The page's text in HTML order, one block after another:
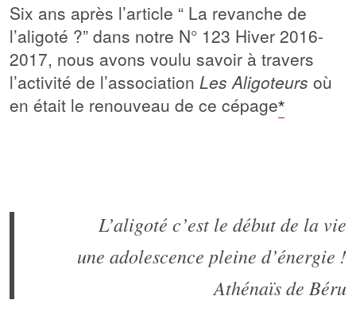
Six ans après l’article “ La revanche de
l’aligoté ?” dans notre N° 123 Hiver 2016-
2017, nous avons voulu savoir à travers
l’activité de l’association Les Aligoteurs où
en était le renouveau de ce cépage*
L’aligoté c’est le début de la vie
une adolescence pleine d’énergie !
Athénaïs de Béru